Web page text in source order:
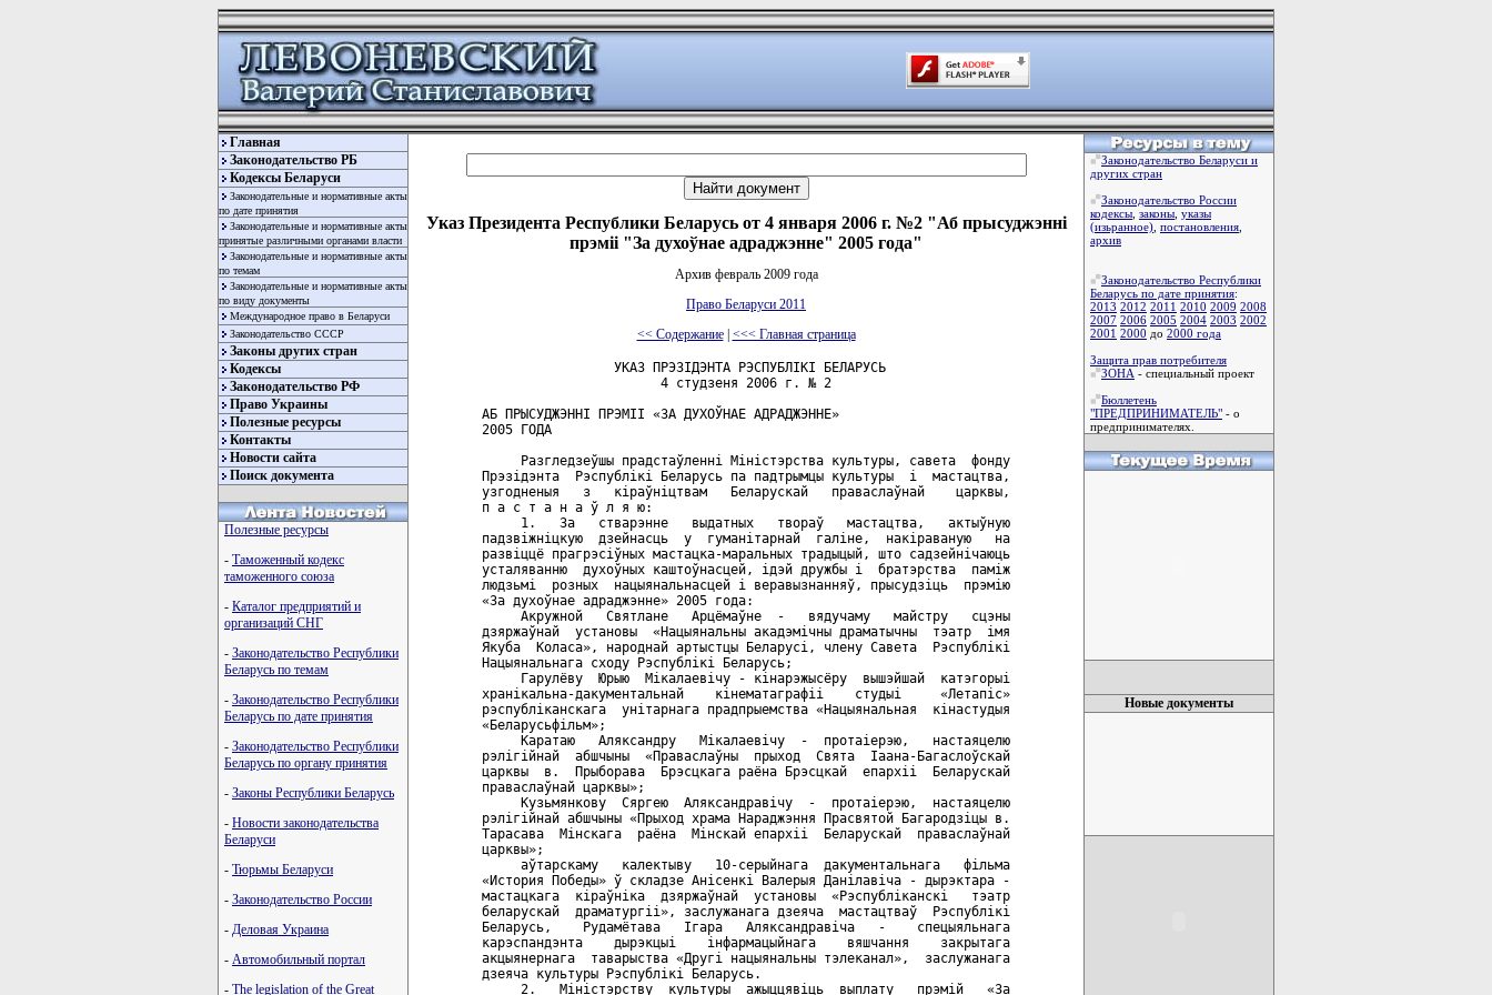
Главная
Законодательство РБ
Кодексы Беларуси
Законодательные и нормативные акты
по дате принятия
Законодательные и нормативные акты
принятые различными органами власти
Законодательные и нормативные акты
по темам
Законодательные и нормативные акты
по виду документы
Международное право в Беларуси
Законодательство СССР
Законы других стран
Кодексы
Законодательство РФ
Право Украины
Полезные ресурсы
Контакты
Новости сайта
Поиск документа
Полезные ресурсы
- Таможенный кодекс
таможенного союза
- Каталог предприятий и
организаций СНГ
- Законодательство Республики
Беларусь по темам
- Законодательство Республики
Беларусь по дате принятия
- Законодательство Республики
Беларусь по органу принятия
- Законы Республики Беларусь
- Новости законодательства
Беларуси
- Тюрьмы Беларуси
- Законодательство России
- Деловая Украина
- Автомобильный портал
- The legislation of the Great
Указ Президента Республики Беларусь от 4 января 2006 г. №2 "Аб прысуджэннi
прэмii "За духоўнае адраджэнне" 2005 года"
Архив февраль 2009 года
Право Беларуси 2011
<< Содержание| <<< Главная страница
                 УКАЗ ПРЭЗІДЭНТА РЭСПУБЛІКІ БЕЛАРУСЬ
                       4 студзеня 2006 г. № 2
АБ ПРЫСУДЖЭННІ ПРЭМІІ «ЗА ДУХОЎНАЕ АДРАДЖЭННЕ»
2005 ГОДА
     Разгледзеўшы прадстаўленні Міністэрства культуры, савета  фонду
Прэзідэнта  Рэспублікі Беларусь па падтрымцы культуры  і  мастацтва,
узгодненыя   з   кіраўніцтвам   Беларускай   праваслаўнай    царквы,
п а с т а н а ў л я ю:
     1.   За   стварэнне   выдатных   твораў   мастацтва,   актыўную
падзвіжніцкую  дзейнасць  у  гуманітарнай  галіне,  накіраваную   на
развіццё прагрэсіўных мастацка-маральных традыцый, што садзейнічаюць
усталяванню  духоўных каштоўнасцей, ідэй дружбы і  братэрства  паміж
людзьмі  розных  нацыянальнасцей і веравызнанняў, прысудзіць  прэмію
«За духоўнае адраджэнне» 2005 года:
     Акружной   Святлане   Арцёмаўне  -   вядучаму   майстру   сцэны
дзяржаўнай  установы  «Нацыянальны акадэмічны драматычны  тэатр  імя
Якуба  Коласа», народнай артыстцы Беларусі, члену Савета  Рэспублікі
Нацыянальнага сходу Рэспублікі Беларусь;
     Гарулёву  Юрыю  Мікалаевічу - кінарэжысёру  вышэйшай  катэгорыі
хранікальна-дакументальнай    кінематаграфіі    студыі     «Летапіс»
рэспубліканскага  унітарнага прадпрыемства «Нацыянальная  кінастудыя
«Беларусьфільм»;
     Каратаю   Аляксандру   Мікалаевічу  -  протаіерэю,   настаяцелю
рэлігійнай  абшчыны  «Праваслаўны  прыход  Свята  Іаана-Багаслоўскай
царквы  в.  Прыборава  Брэсцкага раёна Брэсцкай  епархіі  Беларускай
праваслаўнай царквы»;
     Кузьмянкову  Сяргею  Аляксандравічу  -  протаіерэю,  настаяцелю
рэлігійнай абшчыны «Прыход храма Нараджэння Прасвятой Багародзіцы в.
Тарасава  Мінскага  раёна  Мінскай епархіі  Беларускай  праваслаўнай
царквы»;
     аўтарскаму   калектыву   10-серыйнага  дакументальнага   фільма
«История Победы» ў складзе Анісенкі Валерыя Данілавіча - дырэктара -
мастацкага  кіраўніка  дзяржаўнай  установы  «Рэспубліканскі   тэатр
беларускай  драматургіі», заслужанага дзеяча  мастацтваў  Рэспублікі
Беларусь,    Рудамётава   Ігара   Аляксандравіча   -    спецыяльнага
карэспандэнта    дырэкцыі    інфармацыйнага    вяшчання    закрытага
акцыянернага  таварыства «Другі нацыянальны тэлеканал»,  заслужанага
дзеяча культуры Рэспублікі Беларусь.
     2.   Міністэрству  культуры  ажыццявіць  выплату   прэмій   «За
Законодательство Беларуси и
других стран
Законодательство России
кодексы законы указы
(изьранное) постановления
архив
Законодательство Республики
Беларусь по дате принятия:
2013 2012 2011 2010 2009 2008
2007 2006 2005 2004 2003 2002
2001 2000 до 2000 года
Защита прав потребителя
ЗОНА - специальный проект
Бюллетень
"ПРЕДПРИНИМАТЕЛЬ" - о
предпринимателях.
Новые документы